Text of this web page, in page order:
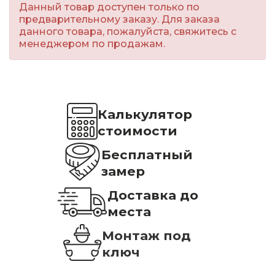
Данный товар доступен только по
предварительному заказу. Для заказа
данного товара, пожалуйста, свяжитесь с
менеджером по продажам.
Калькулятор
стоимости
Бесплатный
замер
Доставка до
места
Монтаж под
ключ